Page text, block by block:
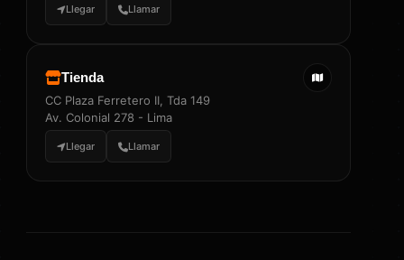
Llegar Llamar
Tienda
CC Plaza Ferretero II, Tda 149
Av. Colonial 278 - Lima
Llegar Llamar